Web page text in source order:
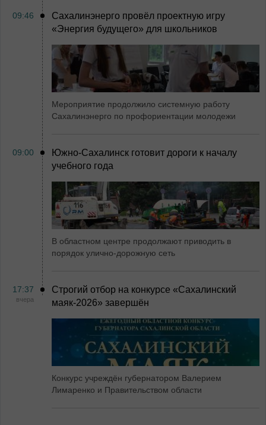
09:46
Сахалинэнерго провёл проектную игру
«Энергия будущего» для школьников
Мероприятие продолжило системную работу
Сахалинэнерго по профориентации молодежи
09:00
Южно-Сахалинск готовит дороги к началу
учебного года
В областном центре продолжают приводить в
порядок улично-дорожную сеть
17:37
вчера
Строгий отбор на конкурсе «Сахалинский
маяк‑2026» завершён
Конкурс учреждён губернатором Валерием
Лимаренко и Правительством области